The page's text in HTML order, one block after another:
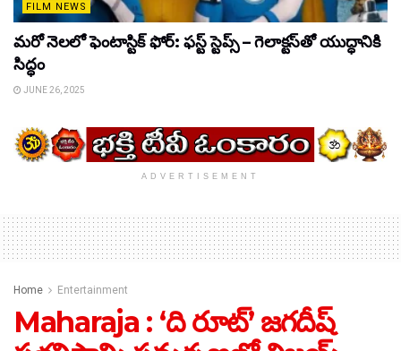
FILM NEWS
మరో నెలలో ఫెంటాస్టిక్ ఫోర్: ఫస్ట్ స్టెప్స్ – గెలాక్టస్‌తో యుద్ధానికి
సిద్ధం
JUNE 26, 2025
ADVERTISEMENT
Home Entertainment
Maharaja : ‘ది రూట్’ జగదీష్